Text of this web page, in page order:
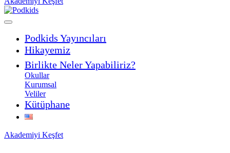
Podkids Yayıncıları
Hikayemiz
Birlikte Neler Yapabiliriz?
Okullar
Kurumsal
Veliler
Kütüphane
Akademiyi Keşfet